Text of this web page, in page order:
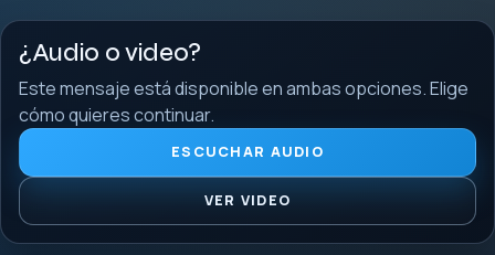
¿Audio o video?
Este mensaje está disponible en ambas opciones. Elige
cómo quieres continuar.
ESCUCHAR AUDIO
VER VIDEO